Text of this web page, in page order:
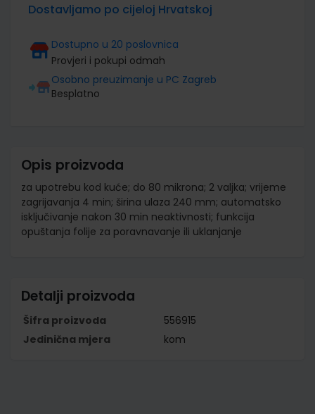
Dostavljamo po cijeloj Hrvatskoj
Dostupno u 20 poslovnica
Provjeri i pokupi odmah
Osobno preuzimanje u PC Zagreb
Besplatno
Opis proizvoda
za upotrebu kod kuće; do 80 mikrona; 2 valjka; vrijeme
zagrijavanja 4 min; širina ulaza 240 mm; automatsko
isključivanje nakon 30 min neaktivnosti; funkcija
opuštanja folije za poravnavanje ili uklanjanje
Detalji proizvoda
Šifra proizvoda
556915
Jedinična mjera
kom